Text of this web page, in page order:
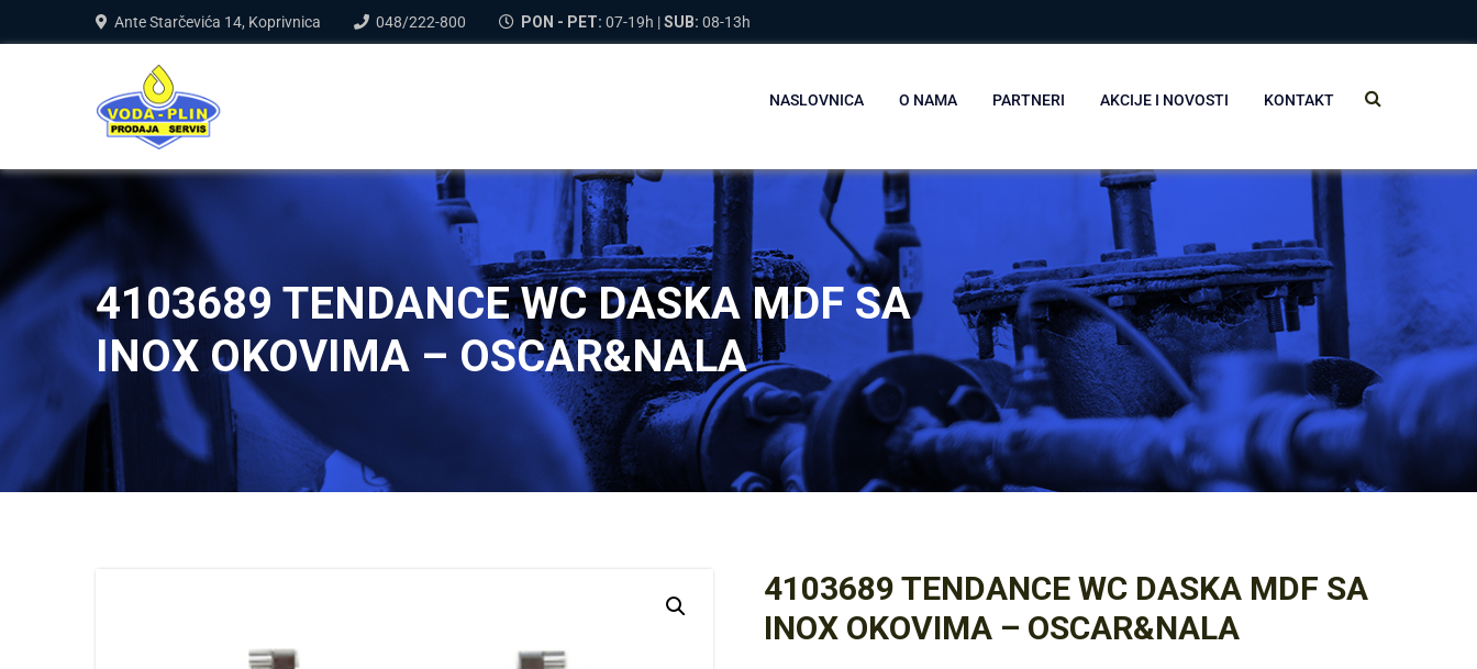
Ante Starčevića 14, Koprivnica 048/222-800 PON - PET: 07-19h |SUB: 08-13h
NASLOVNICA O NAMA PARTNERI AKCIJE I NOVOSTI KONTAKT
4103689 TENDANCE WC DASKA MDF SA
INOX OKOVIMA – OSCAR&NALA
4103689 TENDANCE WC DASKA MDF SA
INOX OKOVIMA – OSCAR&NALA